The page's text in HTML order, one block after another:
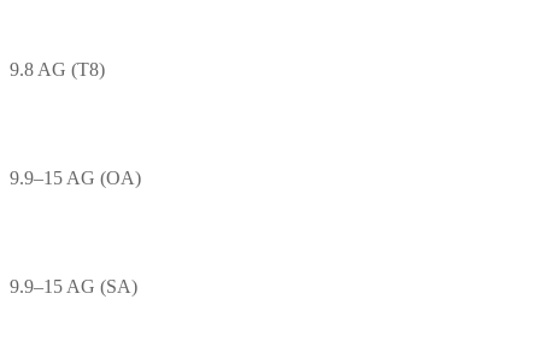
9.8 AG (T8)
9.9–15 AG (OA)
9.9–15 AG (SA)